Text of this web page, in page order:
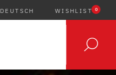
DEUTSCH WISHLIST 0